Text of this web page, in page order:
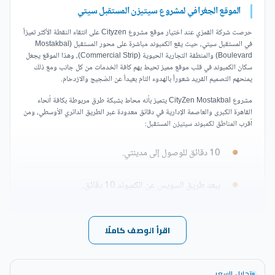
الموقع الجغرافي لمشروع سيتيزن المستقبل سيتي
حرصت شركة القمزي عند اختيار موقع مشروع Cityzen على انتقاء النقطة الأكثر تميزاً
في المستقبل سيتي، حيث يقع الكمبوند مباشرة على محور المستقبل (Mostakbal
Boulevard) والمنطقة التجارية الحيوية (Commercial Strip)، وهذا الموقع يجعل
سكان الكمبوند في قلب موقع مميز تحيط بهم كافة الخدمات من كل جانب ومع ذلك
يمنحهم التصميم الفريد شعوراً بالهدوء التام بعيداً عن الضجيج والازدحام.
مشروع CityZen Mostakbal يتميز بأنه محاط بشبكة طرق مربوطة بكافة أنحاء
القاهرة الكبرى والعاصمة الإدارية في دقائق معدودة عبر الطريق الدائري الأوسطي، ومن
أقرب المناطق لكمبوند سيتيزن المستقبل:
10 دقائق للوصول إلى مدينتي.
يبعد طريق السويس عن الكمبوند 10 دقائق.
الوصول للعاصمة الإدارية الجديدة يستغرق 5 دقائق.
سيتيزن من 15 إلى 20 دقيقة.
اقرأ الوصف كاملًا